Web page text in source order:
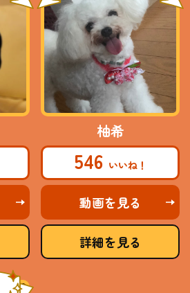
柚希
546
動画を見る
詳細を見る